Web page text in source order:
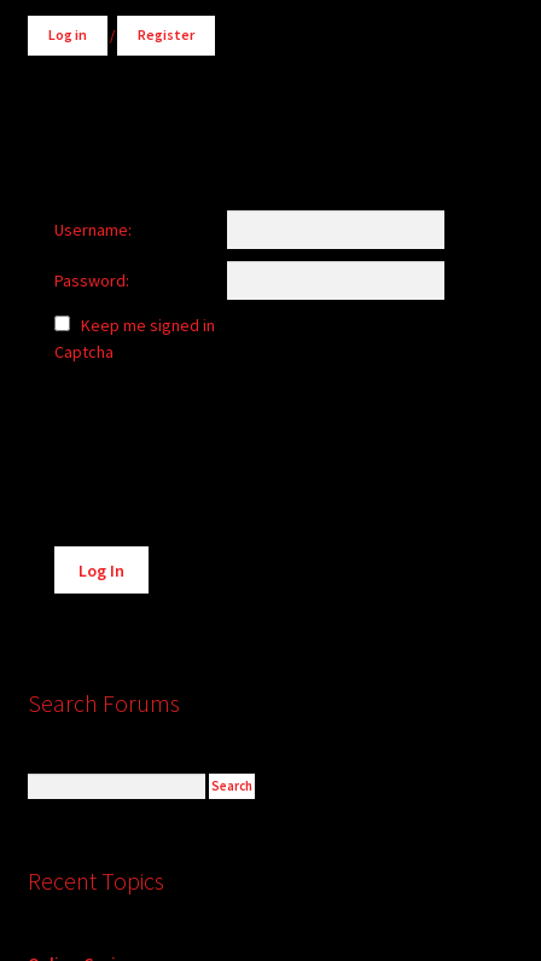
Log in / Register
Username:
Password:
Keep me signed in
Captcha
Alternative:
Log In
Search Forums
Recent Topics